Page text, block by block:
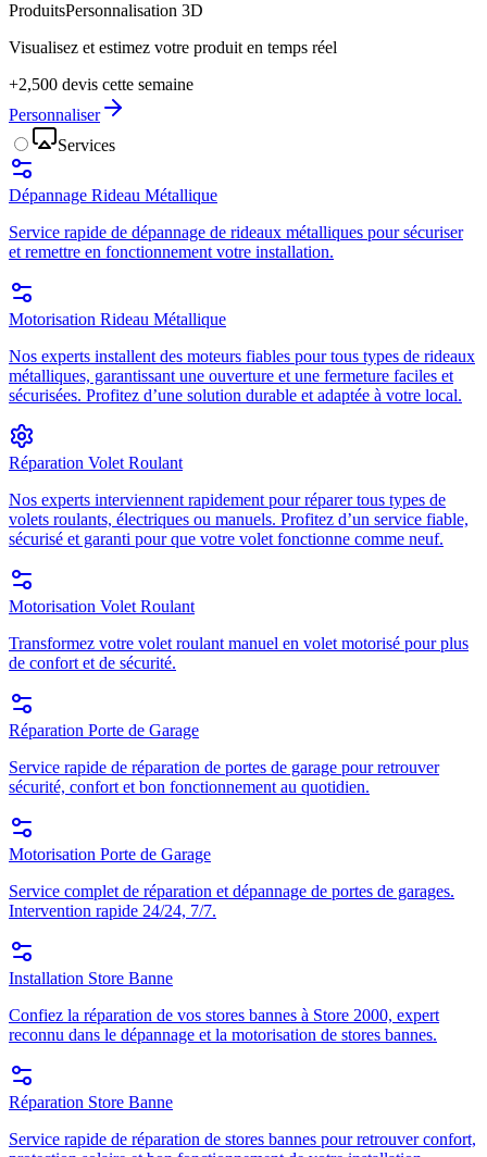
ProduitsPersonnalisation 3D
Visualisez et estimez votre produit en temps réel
+2,500 devis cette semaine
Personnaliser
Services
Dépannage Rideau Métallique
Service rapide de dépannage de rideaux métalliques pour sécuriser
et remettre en fonctionnement votre installation.
Motorisation Rideau Métallique
Nos experts installent des moteurs fiables pour tous types de rideaux
métalliques, garantissant une ouverture et une fermeture faciles et
sécurisées. Profitez d’une solution durable et adaptée à votre local.
Réparation Volet Roulant
Nos experts interviennent rapidement pour réparer tous types de
volets roulants, électriques ou manuels. Profitez d’un service fiable,
sécurisé et garanti pour que votre volet fonctionne comme neuf.
Motorisation Volet Roulant
Transformez votre volet roulant manuel en volet motorisé pour plus
de confort et de sécurité.
Réparation Porte de Garage
Service rapide de réparation de portes de garage pour retrouver
sécurité, confort et bon fonctionnement au quotidien.
Motorisation Porte de Garage
Service complet de réparation et dépannage de portes de garages.
Intervention rapide 24/24, 7/7.
Installation Store Banne
Confiez la réparation de vos stores bannes à Store 2000, expert
reconnu dans le dépannage et la motorisation de stores bannes.
Réparation Store Banne
Service rapide de réparation de stores bannes pour retrouver confort,